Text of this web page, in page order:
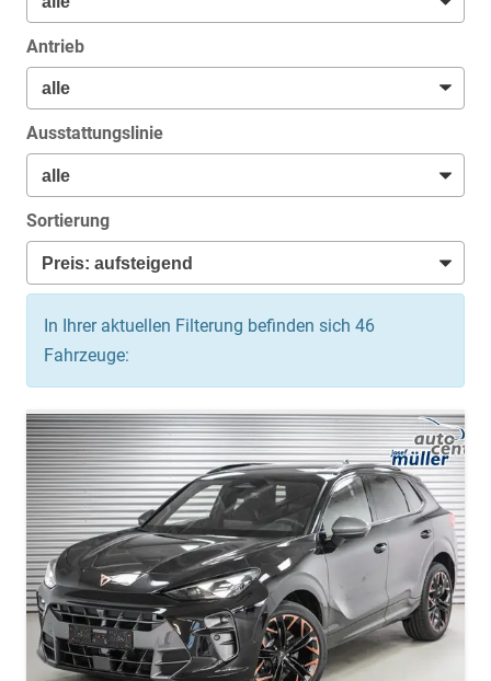
Antrieb
Ausstattungslinie
Sortierung
In Ihrer aktuellen Filterung befinden sich 46
Fahrzeuge: